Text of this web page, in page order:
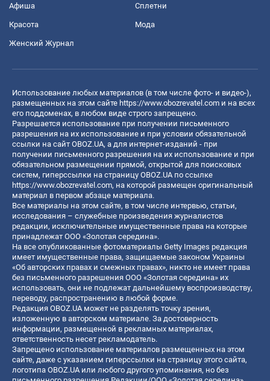
Афиша Сплетни
Красота Мода
Женский Журнал
Использование любых материалов (в том числе фото- и видео-),
размещенных на этом сайте https://www.obozrevatel.com и на всех
его поддоменах, в любом виде строго запрещено.
Разрешается использование при получении письменного
разрешения на их использование и при условии обязательной
ссылки на сайт OBOZ.UA, а для интернет-изданий - при
получении письменного разрешения на их использование и при
обязательном размещении прямой, открытой для поисковых
систем, гиперссылки на страницу OBOZ.UA по ссылке
https://www.obozrevatel.com, на которой размещен оригинальный
материал в первом абзаце материала.
Все материалы на этом сайте, в том числе интервью, статьи,
исследования – служебные произведения журналистов
редакции, исключительные имущественные права на которые
принадлежат ООО «Золотая середина».
На все опубликованные фотоматериалы Getty Images редакция
имеет имущественные права, защищаемые законом Украины
«Об авторских правах и смежных правах», никто не имеет права
без письменного разрешения ООО «Золотая середина» их
использовать, они не подлежат дальнейшему воспроизводству,
переводу, распространению в любой форме.
Редакция OBOZ.UA может не разделять точку зрения,
изложенную в авторском материале. За достоверность
информации, размещенной в рекламных материалах,
ответственность несет рекламодатель.
Запрещено использование материалов размещенных на этом
сайте, даже с указанием гиперссылки на страницу этого сайта,
логотипа OBOZ.UA или любого другого упоминания, но без